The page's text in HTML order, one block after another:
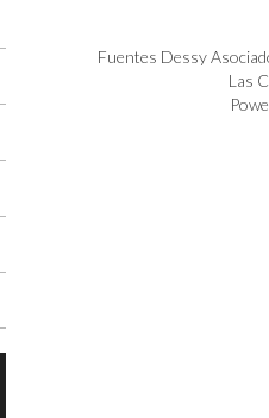
Fuentes Dessy
Las